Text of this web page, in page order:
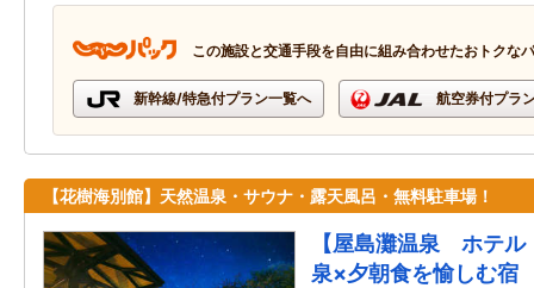
この施設と交通手段を自由に組み合わせたおトクな
新幹線/特急付プラン一覧へ 航空券付プラ
【花樹海別館】天然温泉・サウナ・露天風呂・無料駐車場！
【屋島灘温泉 ホテル
泉×夕朝食を愉しむ宿